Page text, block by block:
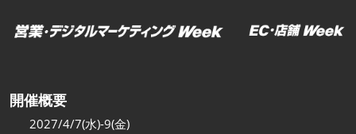
開催概要
2027/4/7(水)-9(金)